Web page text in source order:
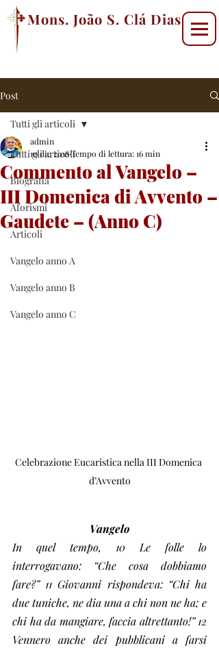
Mons. João S. Clá Dias
Post
Tutti gli articoli
Biografia
Aforismi
Articoli
Vangelo anno A
Vangelo anno B
Vangelo anno C
Tutti gli articoli
Commento al Vangelo –
III Domenica di Avvento –
Gaudete – (Anno C)
admin
10 dic 2018Tempo di lettura: 16 min
Celebrazione Eucaristica nella III Domenica
d’Avvento
Vangelo
In quel tempo, 10 Le folle lo
interrogavano: “Che cosa dobbiamo
fare?” 11 Giovanni rispondeva: “Chi ha
due tuniche, ne dia una a chi non ne ha; e
chi ha da mangiare, faccia altrettanto!” 12
Vennero anche dei pubblicani a farsi